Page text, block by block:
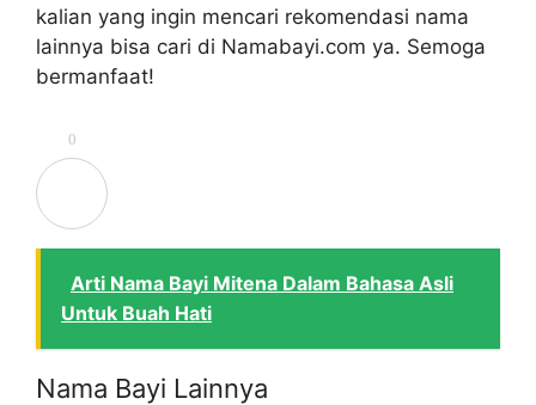
kalian yang ingin mencari rekomendasi nama
lainnya bisa cari di Namabayi.com ya. Semoga
bermanfaat!
0
Arti Nama Bayi Mitena Dalam Bahasa Asli
Untuk Buah Hati
Nama Bayi Lainnya